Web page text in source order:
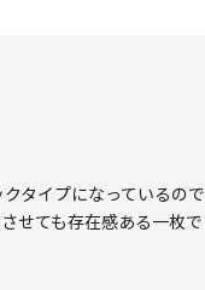
タイプになっているので
せても存在感ある一枚で